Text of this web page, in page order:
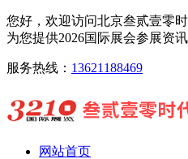
您好，欢迎访问北京叁贰壹零
为您提供2026国际展会参展资讯
服务热线： 13621188469
网站首页